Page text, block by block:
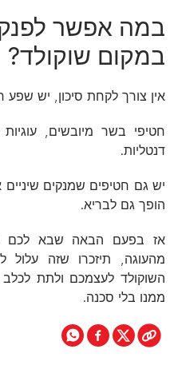
במה אפשר
במקום שוקולד?
אין צורך לקחת סיכון, יש שפע
חטיפי בשר מיובשים,
דנטליות.
יש גם חטיפים שמנקים
הופך גם לבריא.
אז בפעם הבאה שבא לכם
מהעוגה, תיזכרו שזה עלול
השוקולד לעצמכם ולתת
ממנו בלי סכנה.